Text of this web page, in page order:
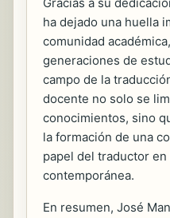
ha dejado una huella
comunidad
generaciones de
campo de la
docente no solo se
conocimientos, sino
la formación de una
papel del traductor en
contemporánea.
En resumen, José